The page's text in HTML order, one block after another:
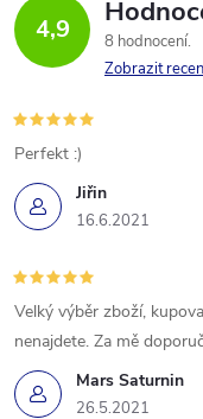
4,9
8 hodnocení
Zobrazit
Jiřin
16.6.2021
Perfekt :)
Mars Saturnin
26.5.2021
Velký výběr zboží,
nenajdete. Za mě